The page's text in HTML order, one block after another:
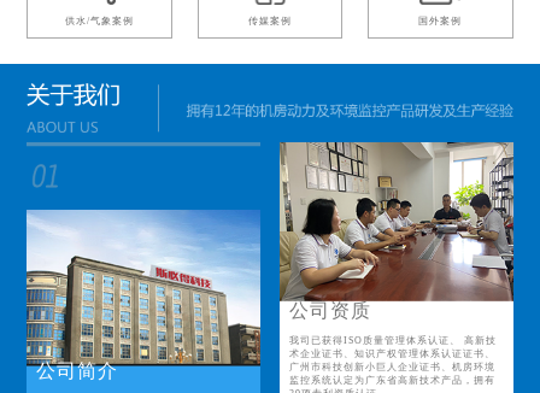
供水/气象案例 传媒案例 国外案例
公司简介
公司资质
我司已获得ISO质量管理体系认证、 高新技
术企业证书、知识产权管理体系认证证书、
广州市科技创新小巨人企业证书、机房环境
监控系统认定为广东省高新技术产品，拥有